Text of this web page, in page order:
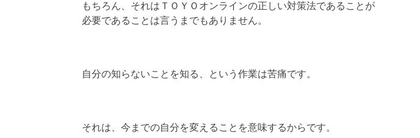
もちろん、それはＴＯＹＯオンラインの正しい対策法であることが
必要であることは言うまでもありません。
自分の知らないことを知る、という作業は苦痛です。
それは、今までの自分を変えることを意味するからです。